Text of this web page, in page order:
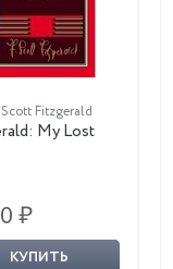
Fitzgerald
My Lost
₽
КУПИТЬ